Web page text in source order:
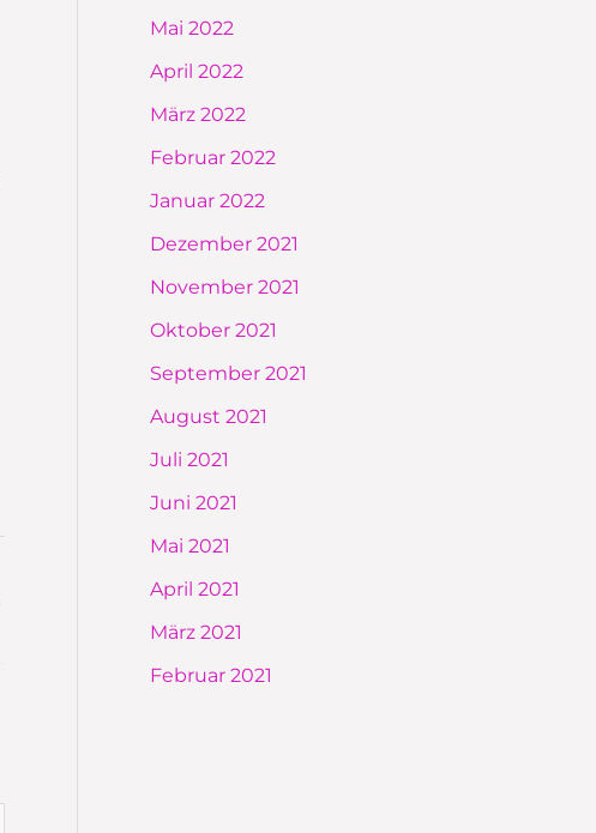
Mai 2022
April 2022
März 2022
Februar 2022
Januar 2022
Dezember 2021
November 2021
Oktober 2021
September 2021
August 2021
Juli 2021
Juni 2021
Mai 2021
April 2021
März 2021
Februar 2021